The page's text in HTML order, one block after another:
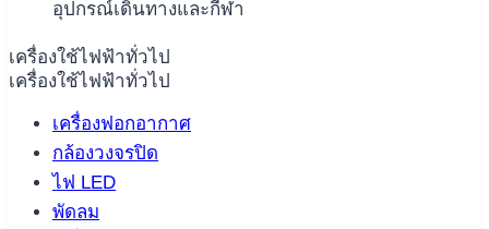
อุปกรณ์เดินทางและกีฬา
เครื่องใช้ไฟฟ้าทั่วไป
เครื่องใช้ไฟฟ้าทั่วไป
เครื่องฟอกอากาศ
กล้องวงจรปิด
ไฟ LED
พัดลม